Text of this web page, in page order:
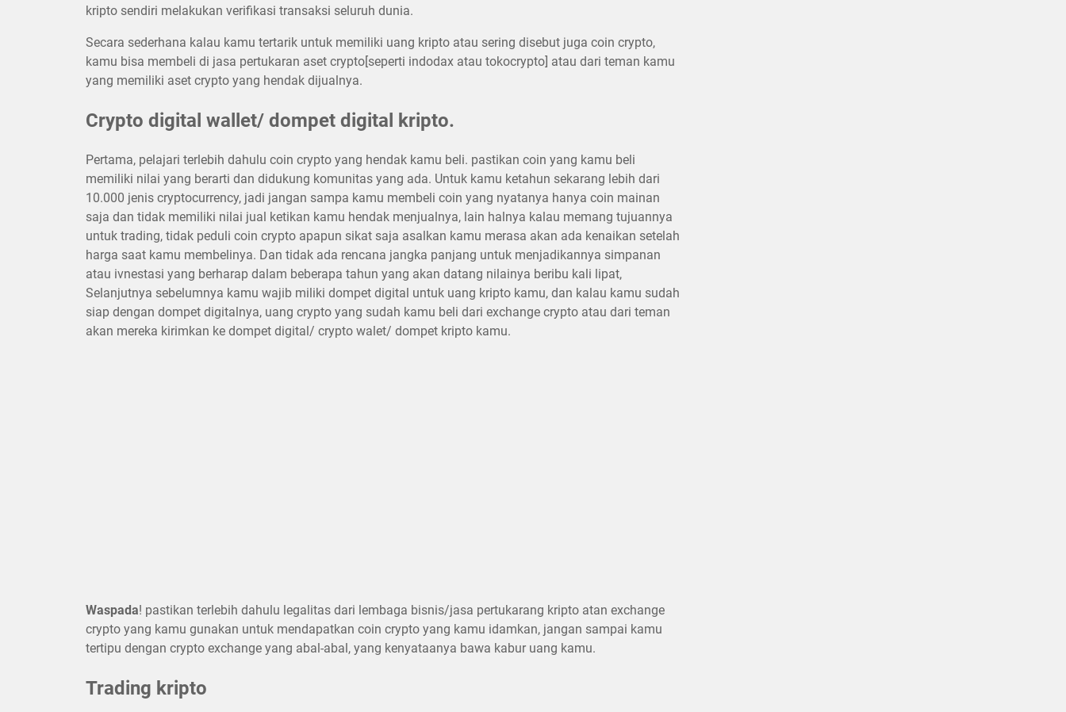
kripto sendiri melakukan verifikasi transaksi seluruh dunia.
Secara sederhana kalau kamu tertarik untuk memiliki uang kripto atau sering disebut juga coin crypto,
kamu bisa membeli di jasa pertukaran aset crypto[seperti indodax atau tokocrypto] atau dari teman kamu
yang memiliki aset crypto yang hendak dijualnya.
Crypto digital wallet/ dompet digital kripto.
Pertama, pelajari terlebih dahulu coin crypto yang hendak kamu beli. pastikan coin yang kamu beli
memiliki nilai yang berarti dan didukung komunitas yang ada. Untuk kamu ketahun sekarang lebih dari
10.000 jenis cryptocurrency, jadi jangan sampa kamu membeli coin yang nyatanya hanya coin mainan
saja dan tidak memiliki nilai jual ketikan kamu hendak menjualnya, lain halnya kalau memang tujuannya
untuk trading, tidak peduli coin crypto apapun sikat saja asalkan kamu merasa akan ada kenaikan setelah
harga saat kamu membelinya. Dan tidak ada rencana jangka panjang untuk menjadikannya simpanan
atau ivnestasi yang berharap dalam beberapa tahun yang akan datang nilainya beribu kali lipat,
Selanjutnya sebelumnya kamu wajib miliki dompet digital untuk uang kripto kamu, dan kalau kamu sudah
siap dengan dompet digitalnya, uang crypto yang sudah kamu beli dari exchange crypto atau dari teman
akan mereka kirimkan ke dompet digital/ crypto walet/ dompet kripto kamu.
Waspada! pastikan terlebih dahulu legalitas dari lembaga bisnis/jasa pertukarang kripto atan exchange
crypto yang kamu gunakan untuk mendapatkan coin crypto yang kamu idamkan, jangan sampai kamu
tertipu dengan crypto exchange yang abal-abal, yang kenyataanya bawa kabur uang kamu.
Trading kripto